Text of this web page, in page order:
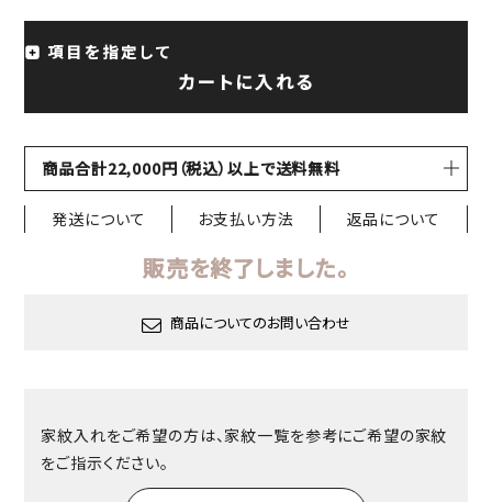
項目を指定して
カートに入れる
商品合計22,000円（税込）以上で送料無料
発送について お支払い方法 返品について
販売を終了しました。
商品についてのお問い合わせ
家紋入れをご希望の方は、家紋一覧を参考にご希望の家紋
をご指示ください。